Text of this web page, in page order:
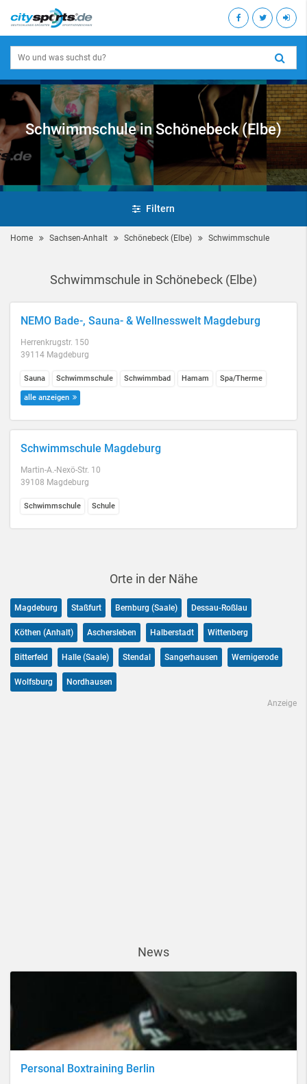
Schwimmschule in Schönebeck (Elbe)
Filtern
Home Sachsen-Anhalt Schönebeck (Elbe) Schwimmschule
Schwimmschule in Schönebeck (Elbe)
NEMO Bade-, Sauna- & Wellnesswelt Magdeburg
Herrenkrugstr. 150
39114 Magdeburg
Sauna Schwimmschule Schwimmbad Hamam Spa/Therme
alle anzeigen
Schwimmschule Magdeburg
Martin-A.-Nexö-Str. 10
39108 Magdeburg
Schwimmschule Schule
Orte in der Nähe
Magdeburg Staßfurt Bernburg (Saale) Dessau-Roßlau
Köthen (Anhalt) Aschersleben Halberstadt Wittenberg
Bitterfeld Halle (Saale) Stendal Sangerhausen Wernigerode
Wolfsburg Nordhausen
Anzeige
News
Personal Boxtraining Berlin